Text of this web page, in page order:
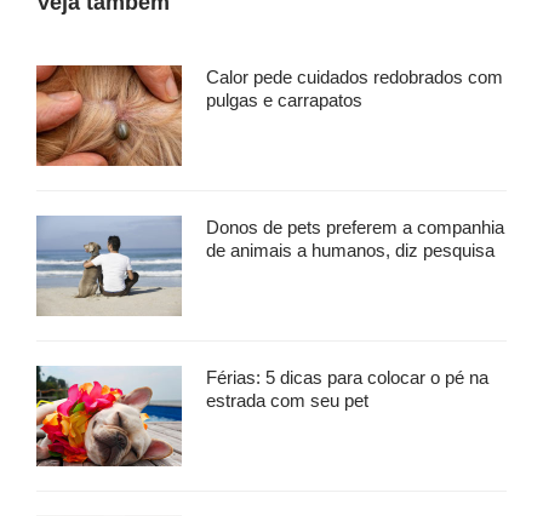
Calor pede cuidados redobrados com
pulgas e carrapatos
Donos de pets preferem a companhia
de animais a humanos, diz pesquisa
Férias: 5 dicas para colocar o pé na
estrada com seu pet